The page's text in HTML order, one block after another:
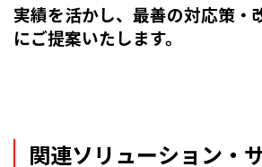
実績を活かし、最善の対応策・
にご提案いたします。
関連ソリューション・